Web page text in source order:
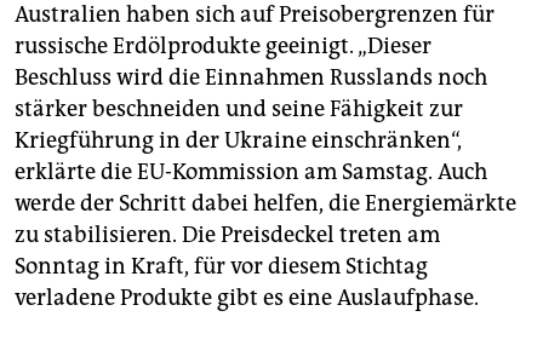
genossenschaft
epaper login
Australien haben sich auf Preisobergrenzen für
russische Erdölprodukte geeinigt. „Dieser
Beschluss wird die Einnahmen Russlands noch
stärker beschneiden und seine Fähigkeit zur
Kriegführung in der Ukraine einschränken“,
erklärte die EU-Kommission am Samstag. Auch
werde der Schritt dabei helfen, die Energiemärkte
zu stabilisieren. Die Preisdeckel treten am
Sonntag in Kraft, für vor diesem Stichtag
verladene Produkte gibt es eine Auslaufphase.